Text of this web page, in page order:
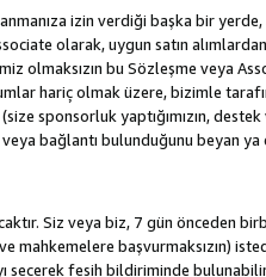
izin verdiği başka bir
olarak, uygun satın
bu Sözleşme veya
hariç olmak üzere, bizimle
yaptığımızın, destek
bağlantı bulunduğunu beyan ya
Siz veya biz, 7 gün önceden
başvurmaksızın)
seçerek fesih bildiriminde